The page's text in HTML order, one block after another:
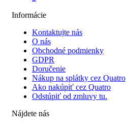
Informácie
Kontaktujte nás
O nás
Obchodné podmienky
GDPR
Doručenie
Nákup na splátky cez Quatro
Ako nakúpiť cez Quatro
Odstúpiť od zmluvy tu.
Nájdete nás